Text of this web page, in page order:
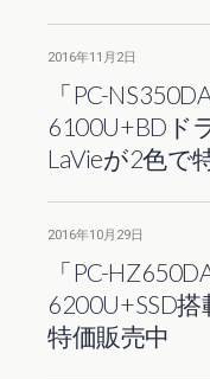
2016年11月2日
「PC-
6100U+BDド
LaVieが2色で
2016年10月29日
「PC-
6200U+SSD
特価販売中